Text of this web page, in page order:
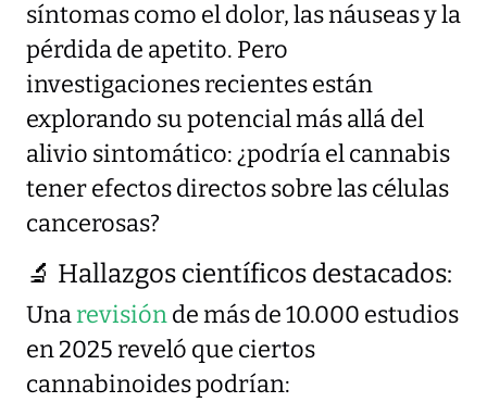
síntomas como el dolor, las náuseas y la
pérdida de apetito. Pero
investigaciones recientes están
explorando su potencial más allá del
alivio sintomático: ¿podría el cannabis
tener efectos directos sobre las células
cancerosas?
🔬 Hallazgos científicos destacados:
Unarevisiónde más de 10.000 estudios
en 2025 reveló que ciertos
cannabinoides podrían: